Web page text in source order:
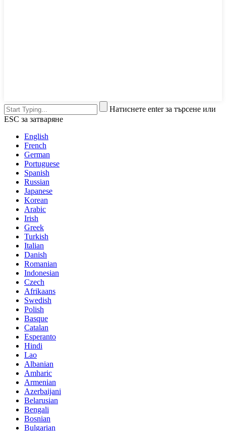
Натиснете enter за търсене или
ESC за затваряне
English
French
German
Portuguese
Spanish
Russian
Japanese
Korean
Arabic
Irish
Greek
Turkish
Italian
Danish
Romanian
Indonesian
Czech
Afrikaans
Swedish
Polish
Basque
Catalan
Esperanto
Hindi
Lao
Albanian
Amharic
Armenian
Azerbaijani
Belarusian
Bengali
Bosnian
Bulgarian